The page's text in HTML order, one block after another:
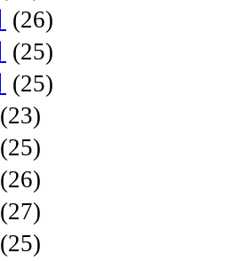
(26)
(25)
(25)
(23)
(25)
(26)
(27)
(25)